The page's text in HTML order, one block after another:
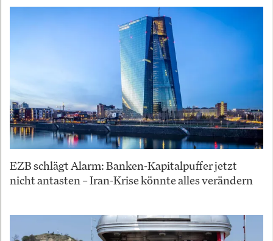
EZB schlägt Alarm: Banken-Kapitalpuffer jetzt
nicht antasten – Iran-Krise könnte alles verändern